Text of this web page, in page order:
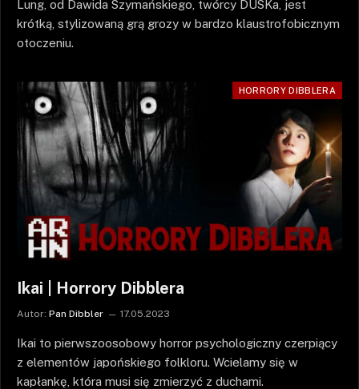
Lung, od Dawida Szymańskiego, twórcy DUSKa, jest
krótką, stylizowaną grą grozy w bardzo klaustrofobicznym
otoczeniu.
HORRORY DIBBLERA
Ikai | Horrory Dibblera
Autor: Pan Dibbler 17.05.2023
Ikai to pierwszoosobowy horror psychologiczny czerpiący
z elementów japońskiego folkloru. Wcielamy się w
kapłankę, która musi się zmierzyć z duchami.